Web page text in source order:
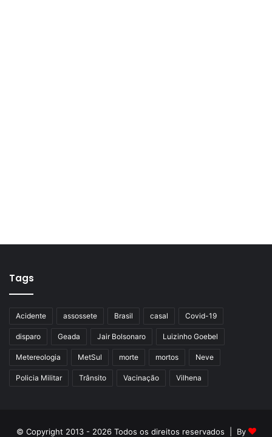
Tags
Acidente assossete Brasil casal Covid-19
disparo Geada Jair Bolsonaro Luizinho Goebel
Metereologia MetSul morte mortos Neve
Policia Militar Trânsito Vacinação Vilhena
© Copyright 2013 - 2026 Todos os direitos reservados | By